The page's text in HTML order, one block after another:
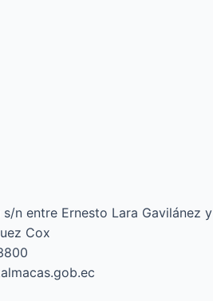
s/n entre Ernesto Lara Gavilánez y
Cox